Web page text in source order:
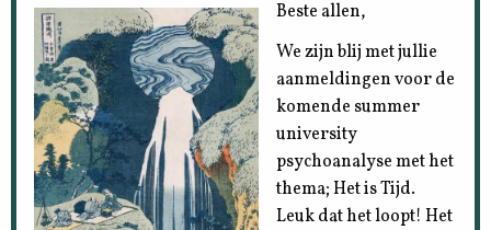
Beste allen,
We zijn blij met jullie
aanmeldingen voor de
komende summer
university
psychoanalyse met het
thema; Het is Tijd.
Leuk dat het loopt! Het